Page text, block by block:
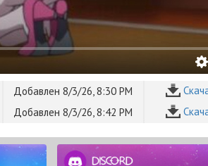
Добавлен 8/3/26, 8:30 PM
Добавлен 8/3/26, 8:42 PM